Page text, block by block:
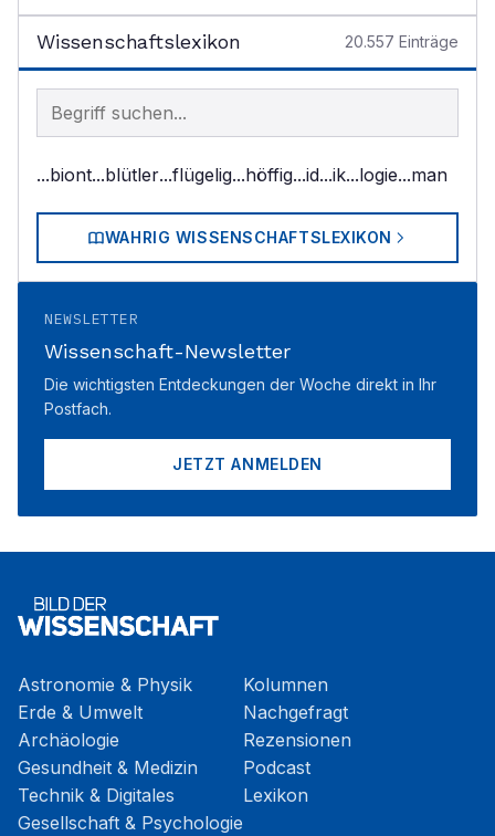
Wissenschaftslexikon 20.557 Einträge
Begriff im Lexikon suchen
...biont...blütler...flügelig...höffig...id...ik...logie...man
WAHRIG WISSENSCHAFTSLEXIKON
NEWSLETTER
Wissenschaft-Newsletter
Die wichtigsten Entdeckungen der Woche direkt in Ihr
Postfach.
JETZT ANMELDEN
Astronomie & Physik
Erde & Umwelt
Archäologie
Gesundheit & Medizin
Technik & Digitales
Gesellschaft & Psychologie
Kolumnen
Nachgefragt
Rezensionen
Podcast
Lexikon